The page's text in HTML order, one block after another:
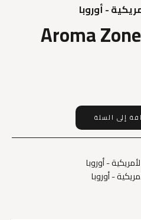
- أوروبا
Aroma
إلى السلة
- أوروبا
- أوروبا